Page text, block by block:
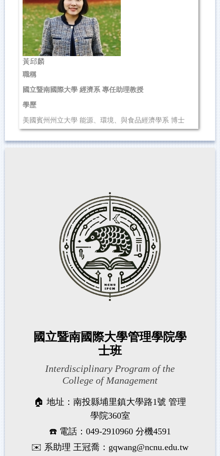
...
黃邱麟
職稱
國立暨南國際大學 經濟系 專任助理教授
學歷
美國賓州州立大學 能源、環境、與食品經濟學系 博士
(2020.8 ~ 2024.5)
國立中興大學 應用經濟學系 碩士
國立暨南國際大學管理學院學
士班
Interdisciplinary Program of the
College of Management
🏠 地址：南投縣埔里鎮大學路1號 管理
學院360室
☎️ 電話：049-2910960 分機4591
✉️ 系助理 王冠喬：gqwang@ncnu.edu.tw